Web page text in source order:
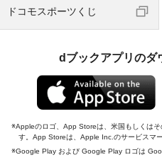
ドコモスポーツくじ
dブックアプリのダ
Appleのロゴ、App Storeは、米国もしくは
す。App Storeは、Apple Inc.のサービスマー
Google Play および Google Play ロゴは